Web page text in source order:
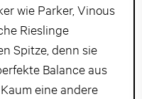
wie Parker, Vinous
Rieslinge
Spitze, denn sie
Balance aus
eine andere